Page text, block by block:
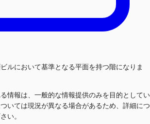
ルにおいて基準となる平面を持つ階になりま
情報は、一般的な情報提供のみを目的としてい
いては現況が異なる場合があるため、詳細につ
い。